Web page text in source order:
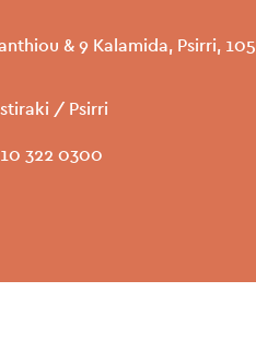
& 9 Kalamida, Psirri, 105
/ Psirri
322 0300